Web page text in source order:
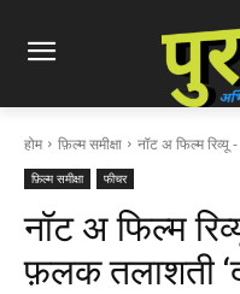
होम फ़िल्म समीक्षा नॉट अ फिल्म
फ़िल्म समीक्षा फीचर
नॉट अ फिल्म
फ़लक तलाशती